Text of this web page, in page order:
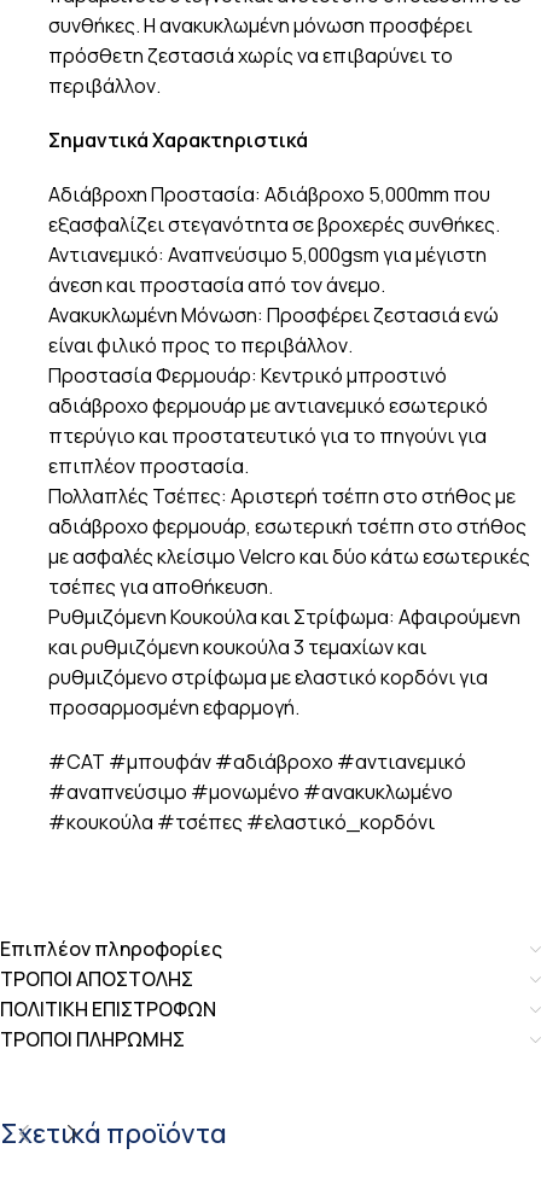
συνθήκες. Η ανακυκλωμένη μόνωση προσφέρει
πρόσθετη ζεστασιά χωρίς να επιβαρύνει το
περιβάλλον.
Σημαντικά Χαρακτηριστικά
Αδιάβροχη Προστασία: Αδιάβροχο 5,000mm που
εξασφαλίζει στεγανότητα σε βροχερές συνθήκες.
Αντιανεμικό: Αναπνεύσιμο 5,000gsm για μέγιστη
άνεση και προστασία από τον άνεμο.
Ανακυκλωμένη Μόνωση: Προσφέρει ζεστασιά ενώ
είναι φιλικό προς το περιβάλλον.
Προστασία Φερμουάρ: Κεντρικό μπροστινό
αδιάβροχο φερμουάρ με αντιανεμικό εσωτερικό
πτερύγιο και προστατευτικό για το πηγούνι για
επιπλέον προστασία.
Πολλαπλές Τσέπες: Αριστερή τσέπη στο στήθος με
αδιάβροχο φερμουάρ, εσωτερική τσέπη στο στήθος
με ασφαλές κλείσιμο Velcro και δύο κάτω εσωτερικές
τσέπες για αποθήκευση.
Ρυθμιζόμενη Κουκούλα και Στρίφωμα: Αφαιρούμενη
και ρυθμιζόμενη κουκούλα 3 τεμαχίων και
ρυθμιζόμενο στρίφωμα με ελαστικό κορδόνι για
προσαρμοσμένη εφαρμογή.
#CAT #μπουφάν #αδιάβροχο #αντιανεμικό
#αναπνεύσιμο #μονωμένο #ανακυκλωμένο
#κουκούλα #τσέπες #ελαστικό_κορδόνι
Επιπλέον πληροφορίες
ΤΡΟΠΟΙ ΑΠΟΣΤΟΛΗΣ
ΠΟΛΙΤΙΚΗ ΕΠΙΣΤΡΟΦΩΝ
ΤΡΟΠΟΙ ΠΛΗΡΩΜΗΣ
Σχετικά προϊόντα